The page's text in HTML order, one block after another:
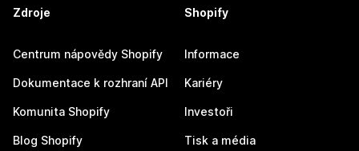
Zdroje
Centrum nápovědy Shopify
Dokumentace k rozhraní API
Komunita Shopify
Blog Shopify
Shopify
Informace
Kariéry
Investoři
Tisk a média